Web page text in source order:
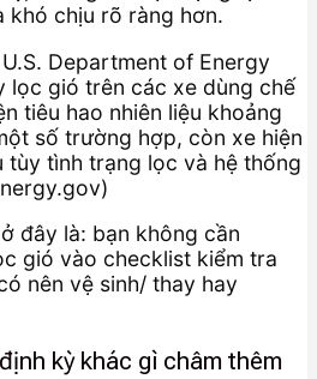
khó chịu rõ ràng hơn.
Department of Energy
lọc gió trên các xe dùng chế
tiêu hao nhiên liệu khoảng
số trường hợp, còn xe hiện
tùy tình trạng lọc và hệ thống
đây là: bạn không cần
gió vào checklist kiểm tra
nên vệ sinh/ thay hay
kỳ khác gì châm thêm